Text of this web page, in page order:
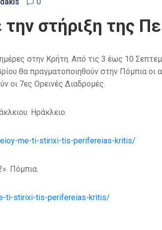
στήριξη της
στην Κρήτη. Από τις 3 έως 10
θα πραγματοποιηθούν στην Πόμπια
οι 7ες Ορεινές Διαδρομές.
Ηράκλειο.
me-ti-stirixi-tis-perifereias-kritis/
Πόμπια.
ti-stirixi-tis-perifereias-kritis/